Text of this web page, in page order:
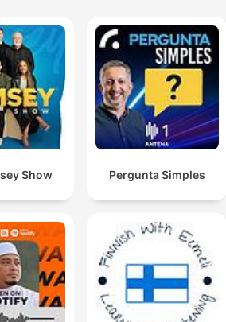
Show Pergunta Simples